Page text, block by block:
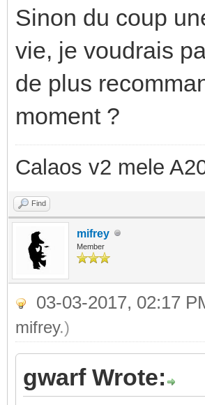
Sinon du coup
vie, je voudrais
de plus
moment ?
Calaos v2 mele
Find
mifrey
Member
03-03-2017, 02:17
mifrey.)
gwarf Wrote: